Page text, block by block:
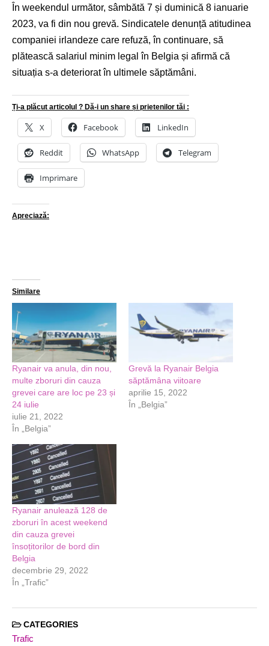
În weekendul următor, sâmbătă 7 și duminică 8 ianuarie
2023, va fi din nou grevă. Sindicatele denunță atitudinea
companiei irlandeze care refuză, în continuare, să
plătească salariul minim legal în Belgia și afirmă că
situația s-a deteriorat în ultimele săptămâni.
Ți-a plăcut articolul ? Dă-i un share și prietenilor tăi :
X Facebook LinkedIn
Reddit WhatsApp Telegram
Imprimare
Apreciază:
Similare
Ryanair va anula, din nou,
multe zboruri din cauza
grevei care are loc pe 23 și
24 iulie
iulie 21, 2022
În „Belgia”
Grevă la Ryanair Belgia
săptămâna viitoare
aprilie 15, 2022
În „Belgia”
Ryanair anulează 128 de
zboruri în acest weekend
din cauza grevei
însoțitorilor de bord din
Belgia
decembrie 29, 2022
În „Trafic”
CATEGORIES
Trafic